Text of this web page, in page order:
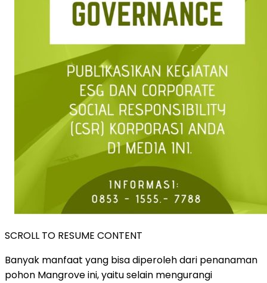
SCROLL TO RESUME CONTENT
Banyak manfaat yang bisa diperoleh dari penanaman
pohon Mangrove ini, yaitu selain mengurangi